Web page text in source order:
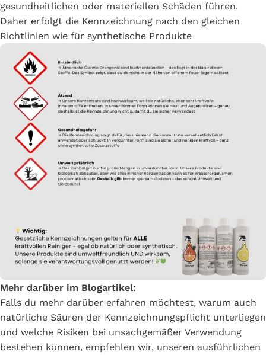
gesundheitlichen oder materiellen Schäden führen.
Daher erfolgt die Kennzeichnung nach den gleichen
Richtlinien wie für synthetische Produkte
Mehr darüber im Blogartikel:
Falls du mehr darüber erfahren möchtest, warum auch
natürliche Säuren der Kennzeichnungspflicht unterliegen
und welche Risiken bei unsachgemäßer Verwendung
bestehen können, empfehlen wir, unseren ausführlichen